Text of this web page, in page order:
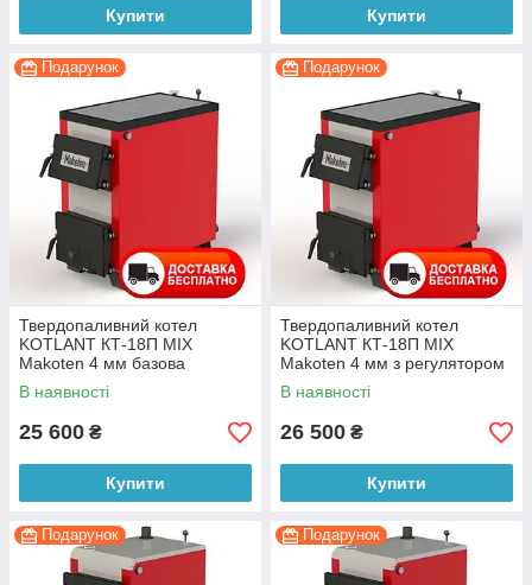
Купити Купити
Подарунок
Твердопаливний котел
KOTLANT КТ-18П MIX
Makoten 4 мм базова
комплектація з плитою
В наявності
25 600 ₴
Купити
Подарунок
Твердопаливний котел
KOTLANT КТ-18П MIX
Makoten 4 мм з регулятором
тяги з плитою
В наявності
26 500 ₴
Купити
Подарунок Подарунок